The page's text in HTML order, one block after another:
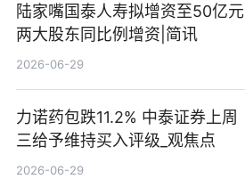
陆家嘴国泰人寿拟增资至50亿元
两大股东同比例增资|简讯
2026-06-29
力诺药包跌11.2% 中泰证券上周
三给予维持买入评级_观焦点
2026-06-29